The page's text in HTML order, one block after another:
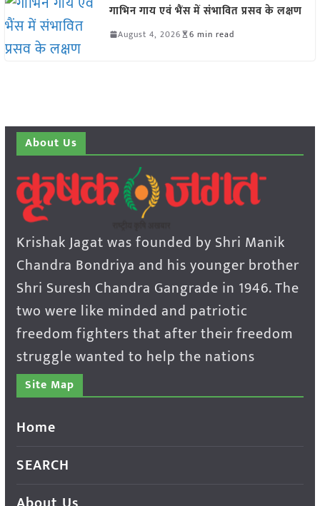
गाभिन गाय एवं भैंस में संभावित प्रसव के लक्षण
August 4, 2026 6 min read
About Us
Krishak Jagat was founded by Shri Manik
Chandra Bondriya and his younger brother
Shri Suresh Chandra Gangrade in 1946. The
two were like minded and patriotic
freedom fighters that after their freedom
struggle wanted to help the nations
Site Map
Home
SEARCH